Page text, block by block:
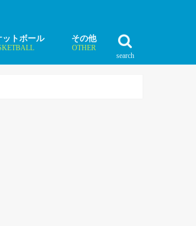
search
ットボール その他
OTHER